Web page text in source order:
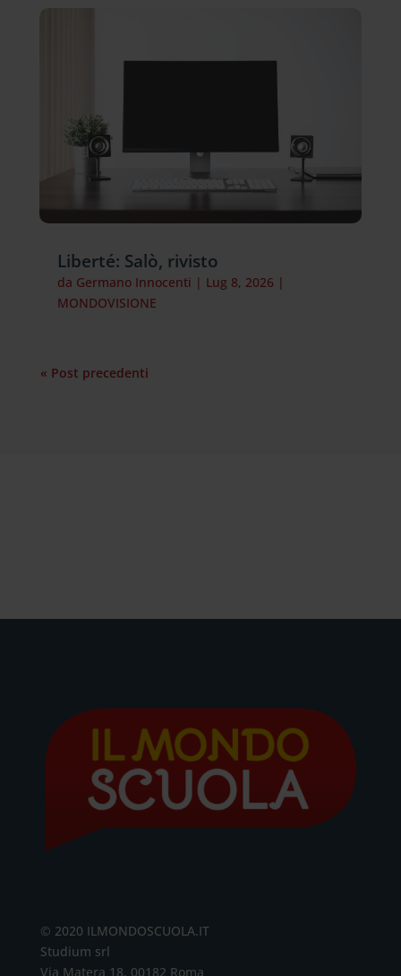
Liberté: Salò, rivisto
da Germano Innocenti | Lug 8, 2026 |
MONDOVISIONE
« Post precedenti
© 2020 ILMONDOSCUOLA.IT
Studium srl
Via Matera 18, 00182 Roma